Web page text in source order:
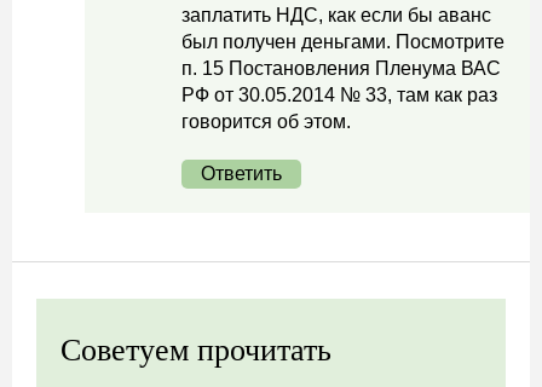
заплатить НДС, как если бы аванс
был получен деньгами. Посмотрите
п. 15 Постановления Пленума ВАС
РФ от 30.05.2014 № 33, там как раз
говорится об этом.
Ответить
Советуем прочитать